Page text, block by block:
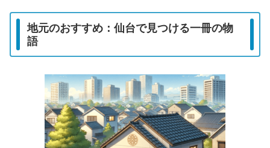
地元のおすすめ：仙台で見つける一冊の物
語